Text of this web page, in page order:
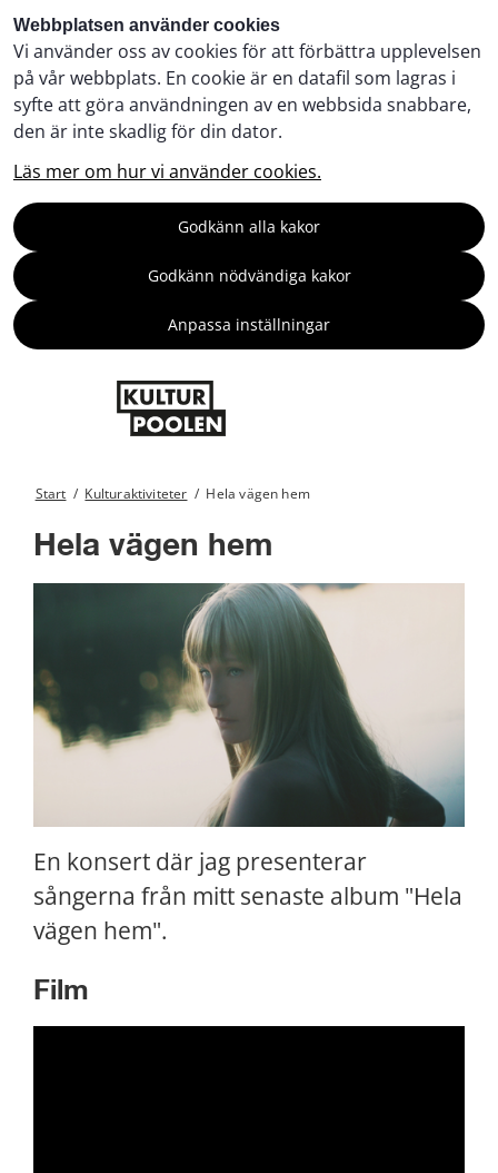
Webbplatsen använder cookies
Vi använder oss av cookies för att förbättra upplevelsen
på vår webbplats. En cookie är en datafil som lagras i
syfte att göra användningen av en webbsida snabbare,
den är inte skadlig för din dator.
Läs mer om hur vi använder cookies.
Godkänn alla kakor
Godkänn nödvändiga kakor
Anpassa inställningar
Start / Kulturaktiviteter / Hela vägen hem
Hela vägen hem
En konsert där jag presenterar
sångerna från mitt senaste album "Hela
vägen hem".
Film